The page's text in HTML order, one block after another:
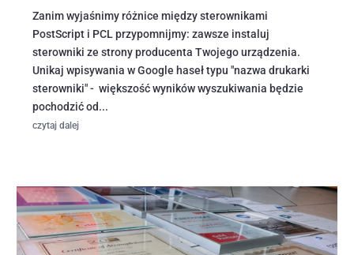
Zanim wyjaśnimy różnice między sterownikami
PostScript i PCL przypomnijmy: zawsze instaluj
sterowniki ze strony producenta Twojego urządzenia.
Unikaj wpisywania w Google haseł typu "nazwa drukarki
sterowniki" - większość wyników wyszukiwania będzie
pochodzić od...
czytaj dalej